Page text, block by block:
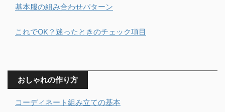
基本服の組み合わせパターン
これでOK？迷ったときのチェック項目
おしゃれの作り方
コーディネート組み立ての基本